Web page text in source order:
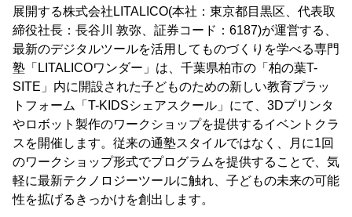
展開する株式会社LITALICO(本社：東京都目黒区、代表取
締役社長：長谷川 敦弥、証券コード：6187)が運営する、
最新のデジタルツールを活用してものづくりを学べる専門
塾「LITALICOワンダー」は、千葉県柏市の「柏の葉T-
SITE」内に開設された子どものための新しい教育プラッ
トフォーム「T-KIDSシェアスクール」にて、3Dプリンタ
やロボット製作のワークショップを提供するイベントクラ
スを開催します。従来の通塾スタイルではなく、月に1回
のワークショップ形式でプログラムを提供することで、気
軽に最新テクノロジーツールに触れ、子どもの未来の可能
性を拡げるきっかけを創出します。